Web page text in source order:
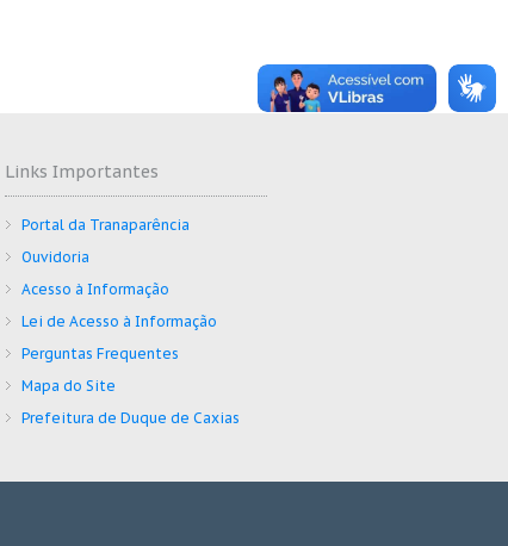
Links Importantes
Portal da Tranaparência
Ouvidoria
Acesso à Informação
Lei de Acesso à Informação
Perguntas Frequentes
Mapa do Site
Prefeitura de Duque de Caxias